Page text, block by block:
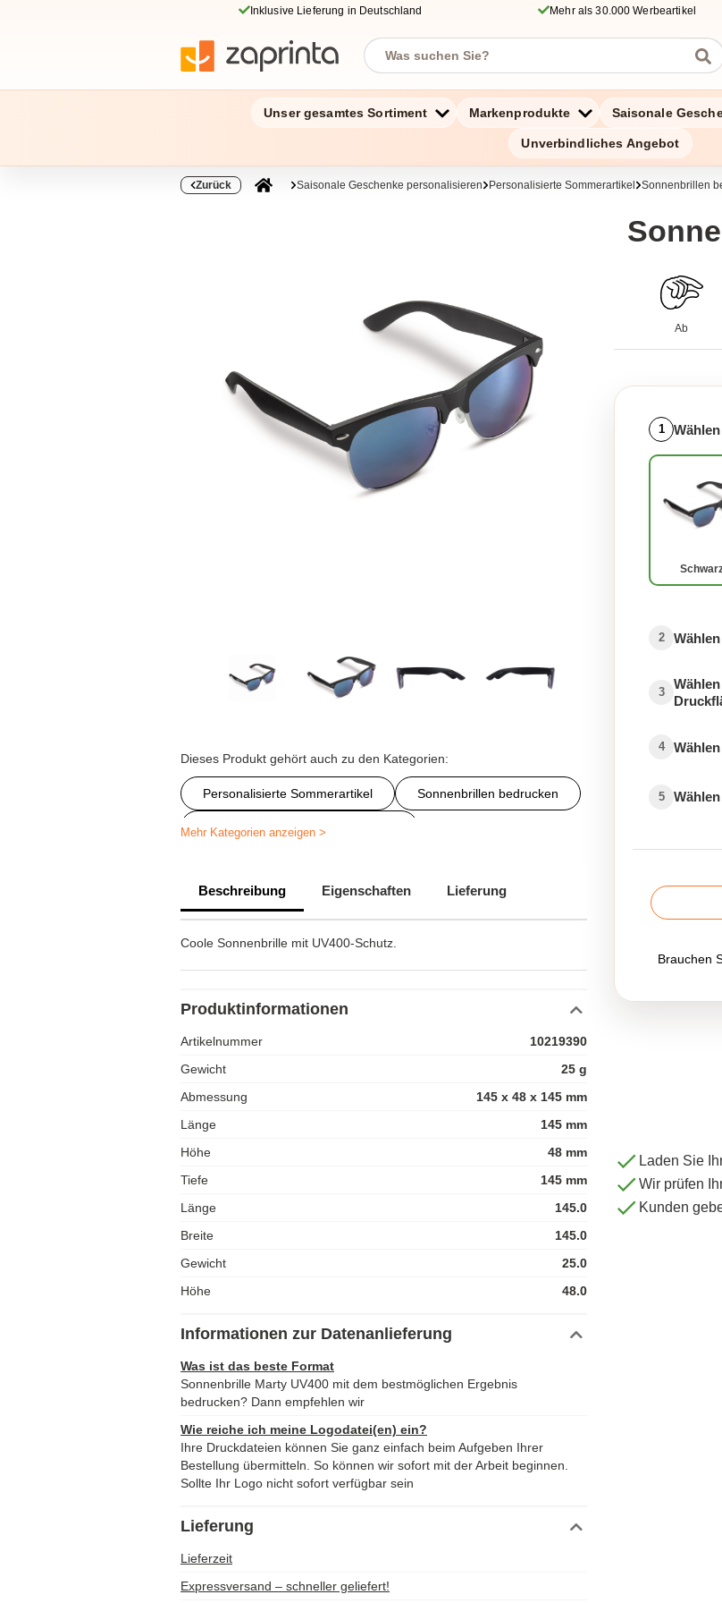
Inklusive Lieferung in Deutschland Mehr als 30.000 Werbeartikel
Unser gesamtes Sortiment Markenprodukte Saisonale
Unverbindliches Angebot
Zurück Saisonale Geschenke personalisieren Personalisierte Sommerartikel Sonnenbrillen
Dieses Produkt gehört auch zu den Kategorien:
Personalisierte Sommerartikel Sonnenbrillen bedrucken
PersonalisierteArtikelfürdenStrand
Personalisierte Inspirationsartikel FestivalWerbeartikel
Mehr Kategorien anzeigen >
Beschreibung Eigenschaften Lieferung
Coole Sonnenbrille mit UV400-Schutz.
Produktinformationen
Artikelnummer
10219390
Gewicht
25 g
Abmessung
145 x 48 x 145 mm
Länge
145 mm
Höhe
48 mm
Tiefe
145 mm
Länge
145.0
Breite
145.0
Gewicht
25.0
Höhe
48.0
Informationen zur Datenanlieferung
Was ist das beste Format
Sonnenbrille Marty UV400 mit dem bestmöglichen Ergebnis
bedrucken? Dann empfehlen wir
Wie reiche ich meine Logodatei(en) ein?
Ihre Druckdateien können Sie ganz einfach beim Aufgeben Ihrer
Bestellung übermitteln. So können wir sofort mit der Arbeit beginnen.
Sollte Ihr Logo nicht sofort verfügbar sein
Lieferung
Lieferzeit
Expressversand – schneller geliefert!
Ab
1
2
3
4
5
Brauchen
Laden Sie
Wir prüfen
Kunden